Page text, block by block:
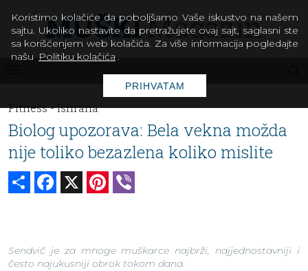
Fitness -Ishrana
Biolog upozorava: Bela vekna možda
nije toliko bezazlena koliko mislite
Share Facebook Pinterest
Sendvič je za mnoge muškarce najbrži, najjednostavniji i
često najukusniji obrok tokom dana.
Koristimo kolačiće da poboljšamo Vaše iskustvo na našem
sajtu. Ukoliko nastavite da pretražujete ovaj sajt, saglasni ste
sa korišćenjem web kolačića. Za više informacija pogledajte
našu Politiku kolačića .
PRIHVATAM